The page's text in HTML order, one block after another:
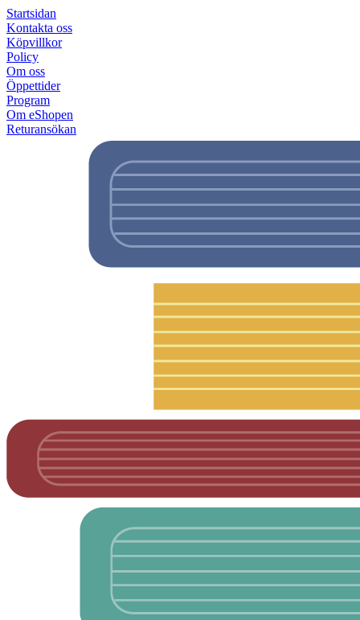
Startsidan
Kontakta oss
Köpvillkor
Policy
Om oss
Öppettider
Program
Om eShopen
Returansökan